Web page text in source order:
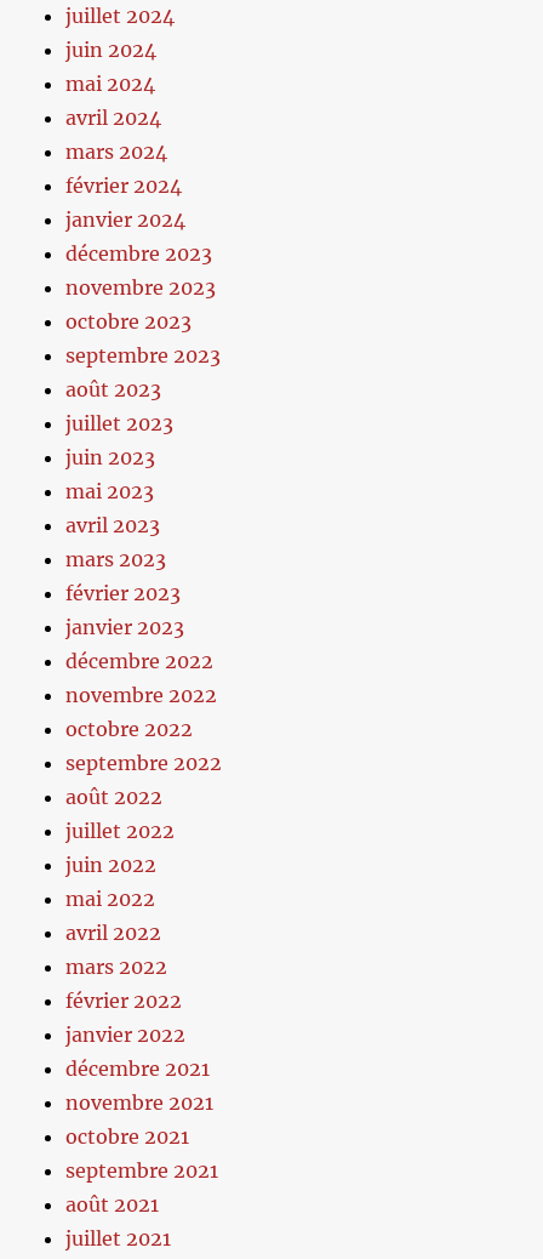
juillet 2024
juin 2024
mai 2024
avril 2024
mars 2024
février 2024
janvier 2024
décembre 2023
novembre 2023
octobre 2023
septembre 2023
août 2023
juillet 2023
juin 2023
mai 2023
avril 2023
mars 2023
février 2023
janvier 2023
décembre 2022
novembre 2022
octobre 2022
septembre 2022
août 2022
juillet 2022
juin 2022
mai 2022
avril 2022
mars 2022
février 2022
janvier 2022
décembre 2021
novembre 2021
octobre 2021
septembre 2021
août 2021
juillet 2021